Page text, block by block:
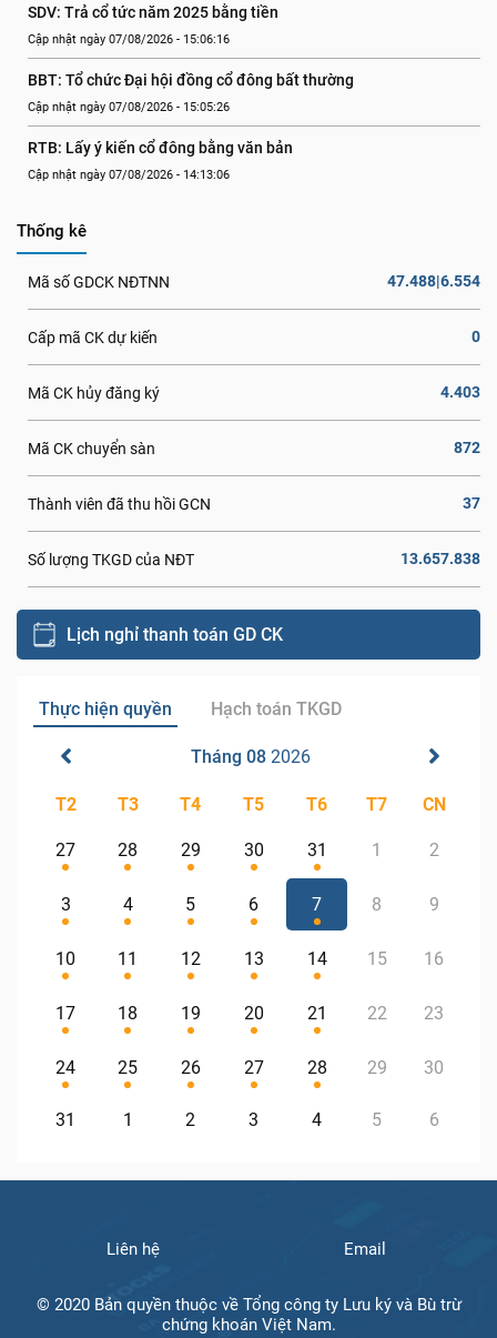
SDV: Trả cổ tức năm 2025 bằng tiền
Cập nhật ngày 07/08/2026 - 15:06:16
BBT: Tổ chức Đại hội đồng cổ đông bất thường
Cập nhật ngày 07/08/2026 - 15:05:26
RTB: Lấy ý kiến cổ đông bằng văn bản
Cập nhật ngày 07/08/2026 - 14:13:06
Thống kê
Mã số GDCK NĐTNN 47.488|6.554
Cấp mã CK dự kiến 0
Mã CK hủy đăng ký 4.403
Mã CK chuyển sàn 872
Thành viên đã thu hồi GCN 37
Số lượng TKGD của NĐT 13.657.838
Lịch nghỉ thanh toán GD CK
Thực hiện quyền Hạch toán TKGD
Tháng 08 2026
T2 T3 T4 T5 T6 T7 CN
27 28 29 30 31 1 2
3 4 5 6 7 8 9
10 11 12 13 14 15 16
17 18 19 20 21 22 23
24 25 26 27 28 29 30
31 1 2 3 4 5 6
Liên hệ Email
© 2020 Bản quyền thuộc về Tổng công ty Lưu ký và Bù trừ
chứng khoán Việt Nam.